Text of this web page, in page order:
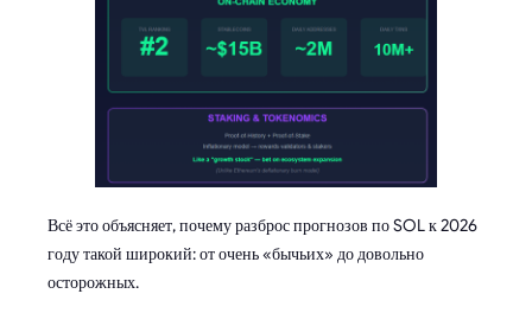
Всё это объясняет, почему разброс прогнозов по SOL к 2026
году такой широкий: от очень «бычьих» до довольно
осторожных.